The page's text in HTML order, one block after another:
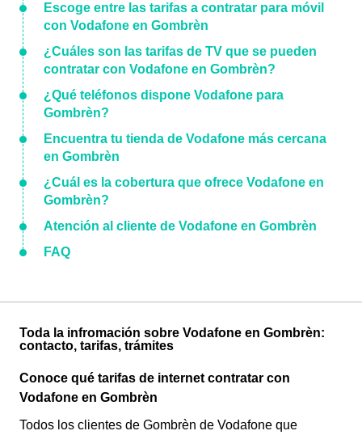
Escoge entre las tarifas a contratar para móvil
con Vodafone en Gombrèn
¿Cuáles son las tarifas de TV que se pueden
contratar con Vodafone en Gombrèn?
¿Qué teléfonos dispone Vodafone para
Gombrèn?
Encuentra tu tienda de Vodafone más cercana
en Gombrèn
¿Cuál es la cobertura que ofrece Vodafone en
Gombrèn?
Atención al cliente de Vodafone en Gombrèn
FAQ
Toda la infromación sobre Vodafone en Gombrèn:
contacto, tarifas, trámites
Conoce qué tarifas de internet contratar con
Vodafone en Gombrèn
Todos los clientes de Gombrèn de Vodafone que